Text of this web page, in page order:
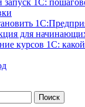
1С:
для
курсов 1С: